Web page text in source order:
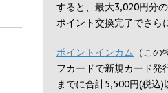
すると、最大3,020円分
ポイント交換完了でさら
ポイントインカム （こ
フカードで新規カード発
までに合計5,500円(税込